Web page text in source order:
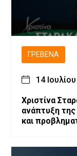
ΓΡΕΒΕΝΆ
14
Χριστίνα
ανάπτυξη της
και